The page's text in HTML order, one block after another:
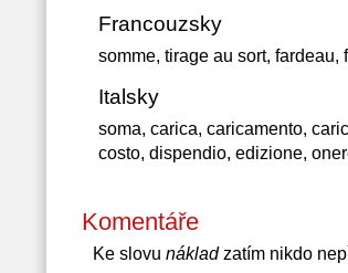
Francouzsky
somme, tirage au sort, fardeau,
Italsky
soma, carica, caricamento,
costo, dispendio, edizione,
Komentáře
Ke slovu nákladzatím nikdo